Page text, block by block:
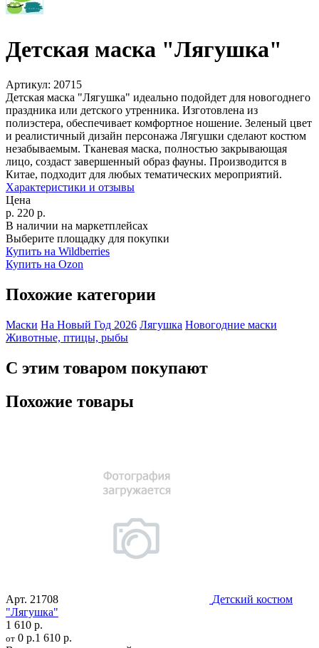
Детская маска "Лягушка"
Артикул: 20715
Детская маска "Лягушка" идеально подойдет для новогоднего
праздника или детского утренника. Изготовлена из
полиэстера, обеспечивает комфортное ношение. Зеленый цвет
и реалистичный дизайн персонажа Лягушки сделают костюм
незабываемым. Тканевая маска, полностью закрывающая
лицо, создаст завершенный образ фауны. Производится в
Китае, подходит для любых тематических мероприятий.
Характеристики и отзывы
Цена
р. 220 р.
В наличии на маркетплейсах
Выберите площадку для покупки
Купить на Wildberries
Купить на Ozon
Похожие категории
Маски На Новый Год 2026 Лягушка Новогодние маски
Животные, птицы, рыбы
С этим товаром покупают
Похожие товары
Арт. 21708
Детский костюм
"Лягушка"
1 610 р.
от 0 р.1 610 р.